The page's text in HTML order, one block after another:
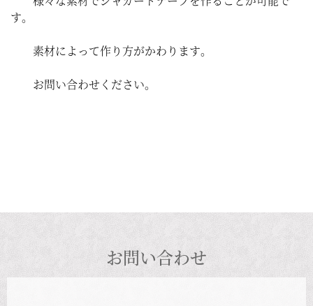
す。
素材によって作り方がかわります。
お問い合わせください。
お問い合わせ